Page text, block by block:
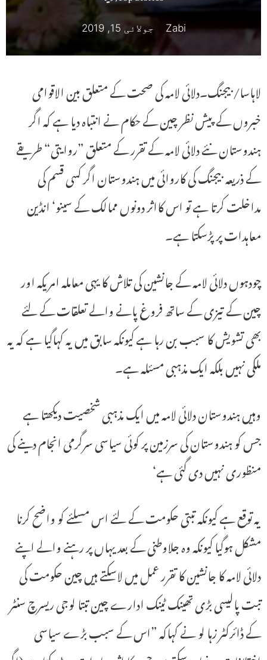
Zabi جولائی 15, 2019
لاہاسا/بیجنگ۔دلائی لامہ کی صحت کے متعلق بین الاقوامی
خبروں کے پیش نظر چین کے حکام نے انتباہ دیا ہے کہ اگر
ہندوستان نئے دلائی لامہ کے تقرر کے متعلق ”روایتی“ طریقے
کے ذریعہ بیجنگ کی کاروائی میں ہندوستان اگر کسی قسم کی
مداخلت کرتا ہے تو اس کااثر دونوں ممالک کے سینو‘ انڈین
معاہدات پر پڑسکتا ہے۔
چودہوں دلائی لامہ کے جانشین کی تلاش کا یہی معاملہ امریکہ اور
چین کے تیزی کے ساتھ فروغ پانے والے تعلقات کے لئے
بھی تشویش کا سبب بن رہا ہے کیونکہ سابق میں یہ کہاگیا ہے کہ یہ
ملکی نہیں بلکہ ایک مذہبی مسئلہ ہے۔
وہیں ہندوستان دلائی لامہ میں ایک مذہبی شخصیت دیکھتا ہے
جس کو ہندوستان کی سرزمین پر کوئی سیاسی سرگرمی انجام دینے کی
منظوری نہیں دی گئی ہے‘
یہ توقع ہے کیونکہ تبتی حکومت کے لئے اس مسلئے کو واضح کرنا
مشکل ہوگیا کیونکہ وہ جلاوطنی کے بعد یہاں پر رہنے والے اپنے
دلائی لامہ کا جانشین کا تقرر عمل میں لاسکتے ہیں چین حکومت کی
تبت پالیسی بڑی تھینک ٹینک ادارے چین تبتا لوجی ریسرچ سنٹر
کے ڈائرکٹر زہا لو نے کہاکہ ”اس کے سبب بڑے سیاسی